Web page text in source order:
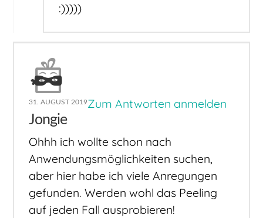
:)))))
31. AUGUST 2019Zum Antworten anmelden
Jongie
Ohhh ich wollte schon nach
Anwendungsmöglichkeiten suchen,
aber hier habe ich viele Anregungen
gefunden. Werden wohl das Peeling
auf jeden Fall ausprobieren!